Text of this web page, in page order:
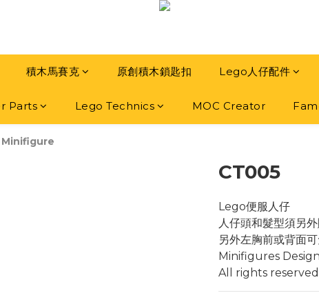
積木馬賽克 原創積木鎖匙扣 Lego人仔配件
Parts Lego Technics MOC Creator
CT005
Lego便服人仔
人仔頭和髮型須另
另外左胸前或背面
Minifigures
All rights reserved